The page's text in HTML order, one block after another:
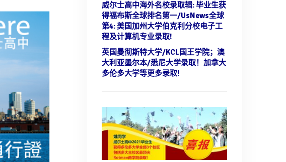
威尔士高中海外名校录取辑: 毕业生获
得福布斯全球排名第一/UsNews全球
第4:美国加州大学伯克利分校电子工
程及计算机专业录取!
英国曼彻斯特大学/KCL国王学院；澳
大利亚墨尔本/悉尼大学录取！ 加拿大
多伦多大学等更多录取!